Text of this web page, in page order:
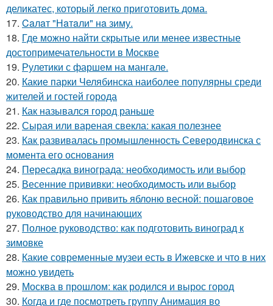
деликатес, который легко приготовить дома.
17. Caлaт "Нaтaли" нa зиму.
18. Где можно найти скрытые или менее известные
достопримечательности в Москве
19. Рулетики с фаршем на мангале.
20. Какие парки Челябинска наиболее популярны среди
жителей и гостей города
21. Как назывался город раньше
22. Сырая или вареная свекла: какая полезнее
23. Как развивалась промышленность Северодвинска с
момента его основания
24. Пересадка винограда: необходимость или выбор
25. Весенние прививки: необходимость или выбор
26. Как правильно привить яблоню весной: пошаговое
руководство для начинающих
27. Полное руководство: как подготовить виноград к
зимовке
28. Какие современные музеи есть в Ижевске и что в них
можно увидеть
29. Москва в прошлом: как родился и вырос город
30. Когда и где посмотреть группу Анимация во